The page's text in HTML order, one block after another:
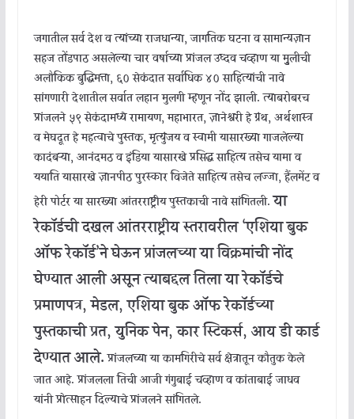
जगातील सर्व देश व त्यांच्या राजधान्या, जागतिक घटना व सामान्यज्ञान
सहज तोंडपाठ असलेल्या चार वर्षाच्या प्रांजल उध्दव चव्हाण या मुुुलीची
अलौकिक बुद्धिमत्ता, ६० सेकंदात सर्वाधिक ४० साहित्यांची नावे
सांगणारी देशातील सर्वात लहान मुलगी म्हणून नोंद झाली. त्याबरोबरच
प्रांजलने ५९ सेकंदामध्ये रामायण, महाभारत, ज्ञानेश्वरी हे ग्रंथ, अर्थशास्त्र
व मेघदूत हे महत्वाचे पुस्तक, मृत्युंजय व स्वामी यासारख्या गाजलेल्या
कादंबऱ्या, आनंदमठ व इंडिया यासारखे प्रसिद्ध साहित्य तसेच यामा व
ययाति यासारखे ज्ञानपीठ पुरस्कार विजेते साहित्य तसेच लज्जा, हैंलमेंट व
हेरी पोर्टर या सारख्या आंतरराष्ट्रीय पुस्तकाची नावे सांगितली.या
रेकॉर्डची दखल आंतरराष्ट्रीय स्तरावरील ‘एशिया बुक
ऑफ रेकॉर्ड’ने घेऊन प्रांजलच्या या विक्रमांची नोंद
घेण्यात आली असून त्याबद्दल तिला या रेकॉर्डचे
प्रमाणपत्र, मेडल, एशिया बुक ऑफ रेकॉर्डच्या
पुस्तकाची प्रत, युनिक पेन, कार स्टिकर्स, आय डी कार्ड
देण्यात आले.प्रांजलच्या या कामगिरीचे सर्व क्षेत्रातून कौतुक केले
जात आहे. प्रांजलला तिची आजी गंगुबाई चव्हाण व कांताबाई जाधव
यांनी प्रोत्साहन दिल्याचे प्रांजलने सांगितले.